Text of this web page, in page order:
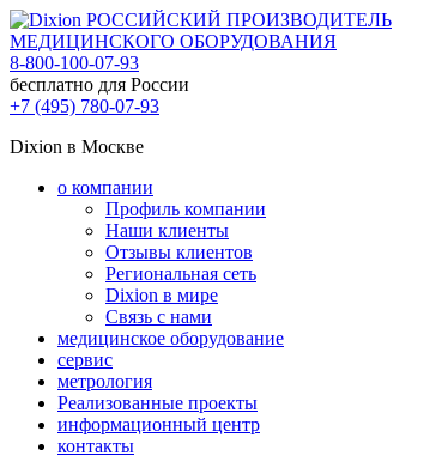
РОССИЙСКИЙ ПРОИЗВОДИТЕЛЬ
МЕДИЦИНСКОГО ОБОРУДОВАНИЯ
8-800-100-07-93
бесплатно для России
+7 (495) 780-07-93
Dixion в Москве
о компании
Профиль компании
Наши клиенты
Отзывы клиентов
Региональная сеть
Dixion в мире
Связь с нами
медицинское оборудование
сервис
метрология
Реализованные проекты
информационный центр
контакты